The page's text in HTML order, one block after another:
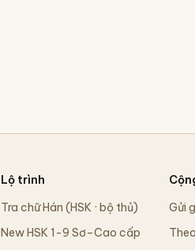
Lộ trình
Tra chữ Hán (HSK · bộ thủ)
New HSK 1-9 Sơ–Cao cấp
Gửi